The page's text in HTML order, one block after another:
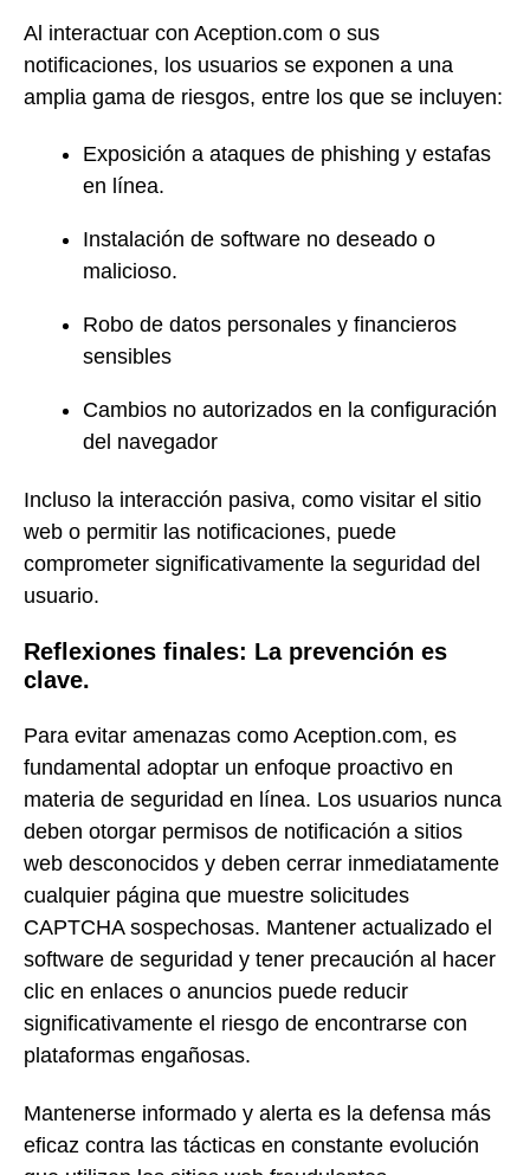
Al interactuar con Aception.com o sus
notificaciones, los usuarios se exponen a una
amplia gama de riesgos, entre los que se incluyen:
Exposición a ataques de phishing y estafas
en línea.
Instalación de software no deseado o
malicioso.
Robo de datos personales y financieros
sensibles
Cambios no autorizados en la configuración
del navegador
Incluso la interacción pasiva, como visitar el sitio
web o permitir las notificaciones, puede
comprometer significativamente la seguridad del
usuario.
Reflexiones finales: La prevención es
clave.
Para evitar amenazas como Aception.com, es
fundamental adoptar un enfoque proactivo en
materia de seguridad en línea. Los usuarios nunca
deben otorgar permisos de notificación a sitios
web desconocidos y deben cerrar inmediatamente
cualquier página que muestre solicitudes
CAPTCHA sospechosas. Mantener actualizado el
software de seguridad y tener precaución al hacer
clic en enlaces o anuncios puede reducir
significativamente el riesgo de encontrarse con
plataformas engañosas.
Mantenerse informado y alerta es la defensa más
eficaz contra las tácticas en constante evolución